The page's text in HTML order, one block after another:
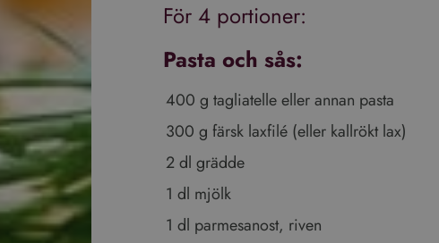
För 4 portioner:
Pasta och sås:
400 g tagliatelle eller annan pasta
300 g färsk laxfilé (eller kallrökt lax)
2 dl grädde
1 dl mjölk
1 dl parmesanost, riven